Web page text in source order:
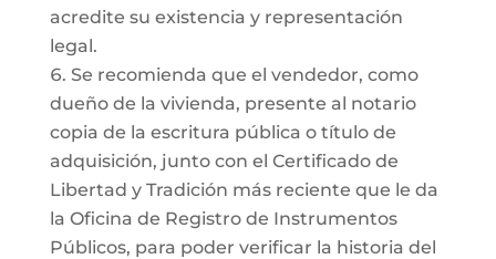
acredite su existencia y representación
legal.
Se recomienda que el vendedor, como
dueño de la vivienda, presente al notario
copia de la escritura pública o título de
adquisición, junto con el Certificado de
Libertad y Tradición más reciente que le da
la Oficina de Registro de Instrumentos
Públicos, para poder verificar la historia del